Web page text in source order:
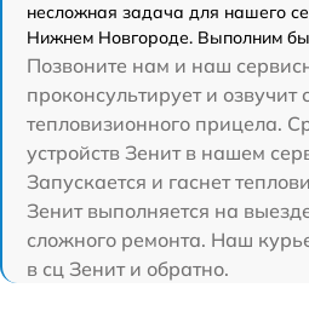
несложная задача для нашего
Нижнем Новгороде. Выполним
Позвоните нам и наш
проконсультирует и озвучит
тепловизионного прицела.
устройств Зенит в нашем
Запускается и гаснет
Зенит выполняется на
сложного ремонта. Наш
в сц Зенит и обратно.